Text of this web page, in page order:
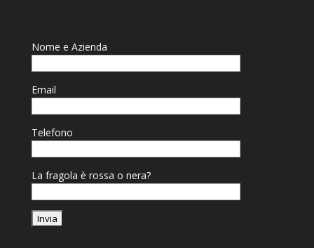
Nome e Azienda
Email
Telefono
La fragola è rossa o nera?